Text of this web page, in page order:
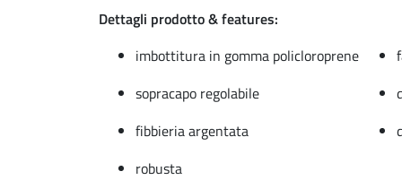
Dettagli prodotto & features:
imbottitura in gomma policloroprene
sopracapo regolabile
fibbieria argentata
robusta